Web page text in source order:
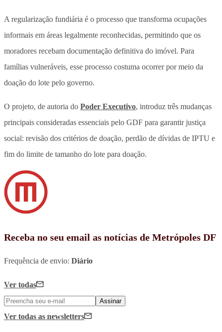
A regularização fundiária é o processo que transforma ocupações
informais em áreas legalmente reconhecidas, permitindo que os
moradores recebam documentação definitiva do imóvel. Para
famílias vulneráveis, esse processo costuma ocorrer por meio da
doação do lote pelo governo.
O projeto, de autoria do Poder Executivo, introduz três mudanças
principais consideradas essenciais pelo GDF para garantir justiça
social: revisão dos critérios de doação, perdão de dívidas de IPTU e
fim do limite de tamanho do lote para doação.
Receba no seu email as notícias de Metrópoles DF
Frequência de envio: Diário
Ver todas
Assinar
Ver todas as newsletters